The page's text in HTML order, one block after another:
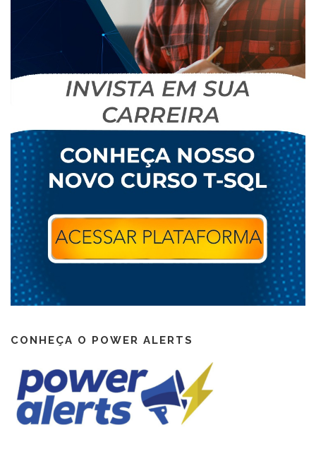
CONHEÇA O POWER ALERTS